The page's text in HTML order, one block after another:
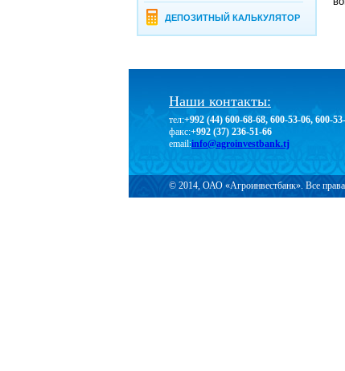
ДЕПОЗИТНЫЙ КАЛЬКУЛЯТОР
Наши контакты:
тел:+992 (44) 600-68-68, 600-53-06, 600-
факс:+992 (37) 236-51-66
email:info@agroinvestbank.tj
© 2014, ОАО «Агроинвестбанк». Все